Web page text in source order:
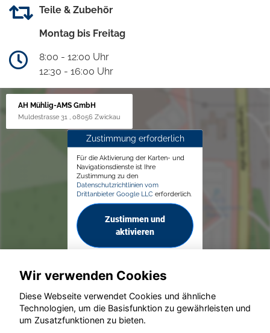
Teile & Zubehör
Montag bis Freitag
8:00 - 12:00 Uhr
12:30 - 16:00 Uhr
AH Mühlig-AMS GmbH
Muldestrasse 31 , 08056 Zwickau
Zustimmung erforderlich
Für die Aktivierung der Karten- und
Navigationsdienste ist Ihre
Zustimmung zu den
Datenschutzrichtlinien vom
Drittanbieter Google LLC erforderlich.
Zustimmen und
aktivieren
© konjunkturmotor.de GmbH 2020 - 2026
Wir verwenden Cookies
Diese Webseite verwendet Cookies und ähnliche
Technologien, um die Basisfunktion zu gewährleisten und
um Zusatzfunktionen zu bieten.